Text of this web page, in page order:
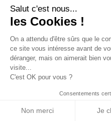
Salut c'est nous...
les Cookies !
On a attendu d'être sûrs que le
ce site vous intéresse avant de
déranger, mais on aimerait bien
visite...
C'est OK pour vous ?
Consentements
Non merci Je
offrant des expériences
des autres.
Une récompense
avantages et attire tous les
expérientielle ajoute un
pour récompenser les clients